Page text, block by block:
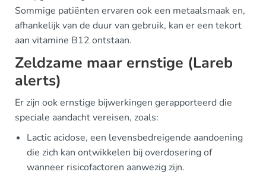
Sommige patiënten ervaren ook een metaalsmaak en,
afhankelijk van de duur van gebruik, kan er een tekort
aan vitamine B12 ontstaan.
Zeldzame maar ernstige (Lareb
alerts)
Er zijn ook ernstige bijwerkingen gerapporteerd die
speciale aandacht vereisen, zoals:
Lactic acidose, een levensbedreigende aandoening
die zich kan ontwikkelen bij overdosering of
wanneer risicofactoren aanwezig zijn.